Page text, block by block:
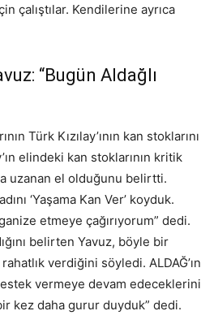
çalıştılar. Kendilerine ayrıca
“Bugün Aldağlı
Türk Kızılay’ının kan stoklarını
elindeki kan stoklarının kritik
uzanan el olduğunu belirtti.
‘Yaşama Kan Ver’ koyduk.
etmeye çağırıyorum” dedi.
belirten Yavuz, böyle bir
verdiğini söyledi. ALDAĞ’ın
vermeye devam edeceklerini
kez daha gurur duyduk” dedi.